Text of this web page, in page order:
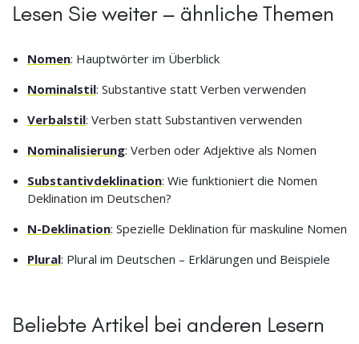
Lesen Sie weiter – ähnliche Themen
Nomen: Hauptwörter im Überblick
Nominalstil: Substantive statt Verben verwenden
Verbalstil: Verben statt Substantiven verwenden
Nominalisierung: Verben oder Adjektive als Nomen
Substantivdeklination: Wie funktioniert die Nomen
Deklination im Deutschen?
N-Deklination: Spezielle Deklination für maskuline Nomen
Plural: Plural im Deutschen – Erklärungen und Beispiele
Beliebte Artikel bei anderen Lesern